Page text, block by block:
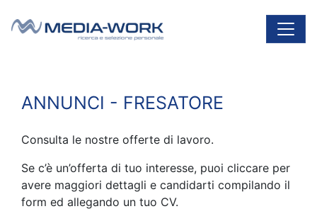
Navigazione principale
ANNUNCI - FRESATORE
Consulta le nostre offerte di lavoro.
Se c’è un’offerta di tuo interesse, puoi cliccare per
avere maggiori dettagli e candidarti compilando il
form ed allegando un tuo CV.